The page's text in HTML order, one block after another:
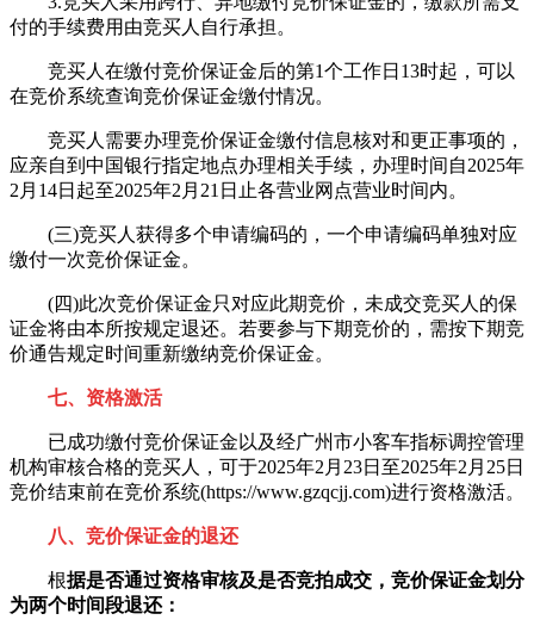
付的手续费用由竞买人自行承担。
竞买人在缴付竞价保证金后的第1个工作日13时起，可以
在竞价系统查询竞价保证金缴付情况。
竞买人需要办理竞价保证金缴付信息核对和更正事项的，
应亲自到中国银行指定地点办理相关手续，办理时间自2025年
2月14日起至2025年2月21日止各营业网点营业时间内。
(三)竞买人获得多个申请编码的，一个申请编码单独对应
缴付一次竞价保证金。
(四)此次竞价保证金只对应此期竞价，未成交竞买人的保
证金将由本所按规定退还。若要参与下期竞价的，需按下期竞
价通告规定时间重新缴纳竞价保证金。
七、资格激活
已成功缴付竞价保证金以及经广州市小客车指标调控管理
机构审核合格的竞买人，可于2025年2月23日至2025年2月25日
竞价结束前在竞价系统(https://www.gzqcjj.com)进行资格激活。
八、竞价保证金的退还
根据是否通过资格审核及是否竞拍成交，竞价保证金划分
为两个时间段退还：